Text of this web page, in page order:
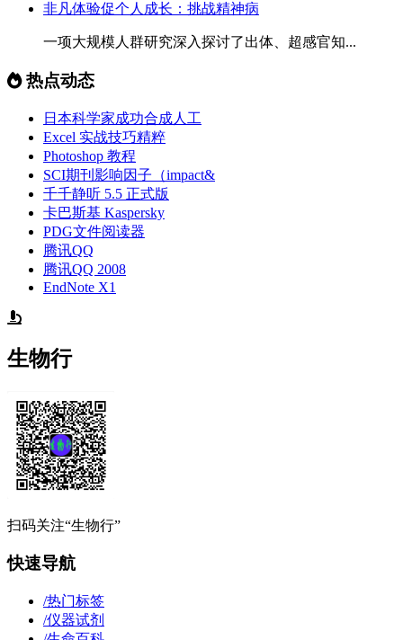
非凡体验促个人成长：挑战精神病
一项大规模人群研究深入探讨了出体、超感官知...
热点动态
日本科学家成功合成人工
Excel 实战技巧精粹
Photoshop 教程
SCI期刊影响因子（impact&
千千静听 5.5 正式版
卡巴斯基 Kaspersky
PDG文件阅读器
腾讯QQ
腾讯QQ 2008
EndNote X1
生物行
扫码关注“生物行”
快速导航
/热门标签
/仪器试剂